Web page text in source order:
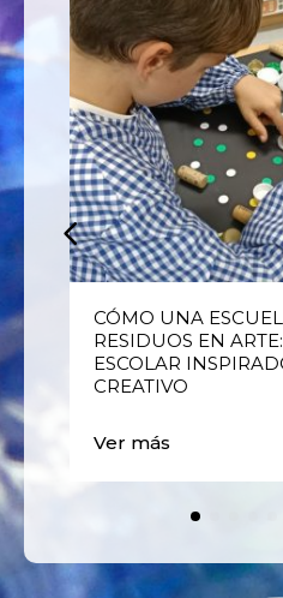
CÓMO UNA
RESIDUOS EN
ESCOLAR
CREATIVO
Ver más